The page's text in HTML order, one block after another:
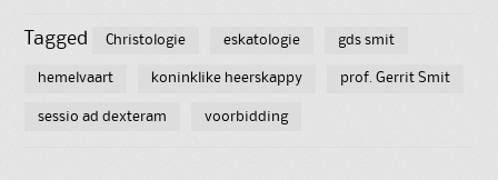
Tagged Christologie eskatologie gds smit
hemelvaart koninklike heerskappy prof. Gerrit Smit
sessio ad dexteram voorbidding